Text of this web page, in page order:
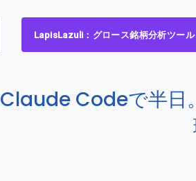
LapisLazuli：グロース銘柄分析ツール
Claude Codeで半日